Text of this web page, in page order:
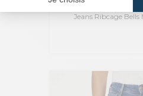
Jeans Ribcage